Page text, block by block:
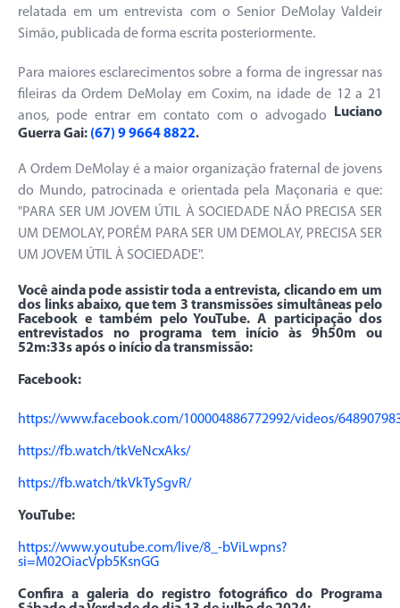
relatada em um entrevista com o Senior DeMolay Valdeir
Simão, publicada de forma escrita posteriormente.
Para maiores esclarecimentos sobre a forma de ingressar nas
fileiras da Ordem DeMolay em Coxim, na idade de 12 a 21
anos, pode entrar em contato com o advogado
Luciano
Guerra Gai: (67) 9 9664 8822.
A Ordem DeMolay é a maior organização fraternal de jovens
do Mundo, patrocinada e orientada pela Maçonaria e que:
"PARA SER UM JOVEM ÚTIL À SOCIEDADE NÃO PRECISA SER
UM DEMOLAY, PORÉM PARA SER UM DEMOLAY, PRECISA SER
UM JOVEM ÚTIL À SOCIEDADE".
Você ainda pode assistir toda a entrevista, clicando em um
dos links abaixo, que tem 3 transmissões simultâneas pelo
Facebook e também pelo YouTube. A participação dos
entrevistados no programa tem início às 9h50m ou
52m:33s após o início da transmissão:
Facebook:
https://www.facebook.com/100004886772992/videos/
https://fb.watch/tkVeNcxAks/
https://fb.watch/tkVkTySgvR/
YouTube:
https://www.youtube.com/live/8_-bViLwpns?
si=M02OiacVpb5KsnGG
Confira a galeria do registro fotográfico do Programa